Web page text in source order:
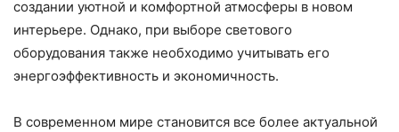
создании уютной и комфортной атмосферы в новом
интерьере. Однако, при выборе светового
оборудования также необходимо учитывать его
энергоэффективность и экономичность.
В современном мире становится все более актуальной